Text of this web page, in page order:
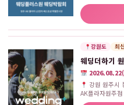
강원도 최
웨딩더하기
강원 원주시
AK플라자원주점